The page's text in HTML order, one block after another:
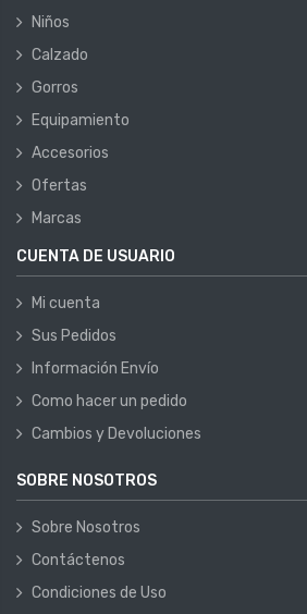
Niños
Calzado
Gorros
Equipamiento
Accesorios
Ofertas
Marcas
CUENTA DE USUARIO
Mi cuenta
Sus Pedidos
Información Envío
Como hacer un pedido
Cambios y Devoluciones
SOBRE NOSOTROS
Sobre Nosotros
Contáctenos
Condiciones de Uso